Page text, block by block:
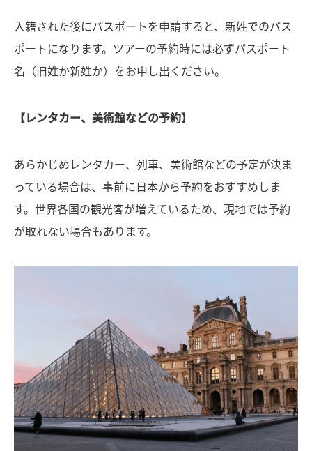
入籍された後にパスポートを申請すると、新姓でのパス
ポートになります。ツアーの予約時には必ずパスポート
名（旧姓か新姓か）をお申し出ください。
【レンタカー、美術館などの予約】
あらかじめレンタカー、列車、美術館などの予定が決ま
っている場合は、事前に日本から予約をおすすめしま
す。世界各国の観光客が増えているため、現地では予約
が取れない場合もあります。